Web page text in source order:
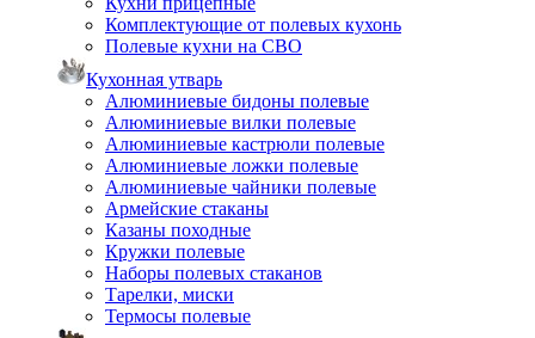
Комплектующие от полевых кухонь
Полевые кухни на СВО
Кухонная утварь
Алюминиевые бидоны полевые
Алюминиевые вилки полевые
Алюминиевые кастрюли полевые
Алюминиевые ложки полевые
Алюминиевые чайники полевые
Армейские стаканы
Казаны походные
Кружки полевые
Наборы полевых стаканов
Тарелки, миски
Термосы полевые